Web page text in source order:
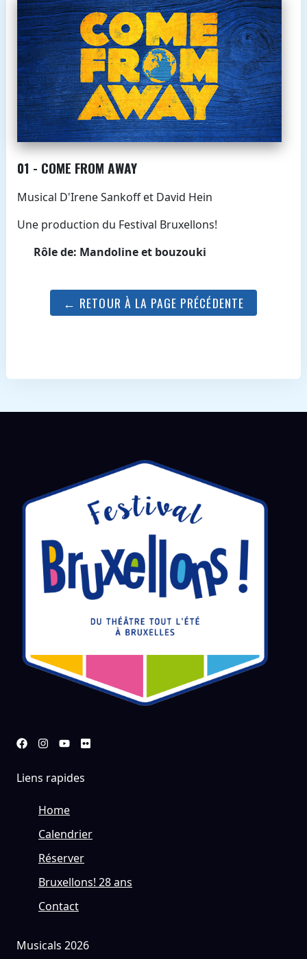
01 - COME FROM AWAY
Musical D'Irene Sankoff et David Hein
Une production du Festival Bruxellons!
Rôle de: Mandoline et bouzouki
← RETOUR À LA PAGE PRÉCÉDENTE
Liens rapides
Home
Calendrier
Réserver
Bruxellons! 28 ans
Contact
Musicals 2026